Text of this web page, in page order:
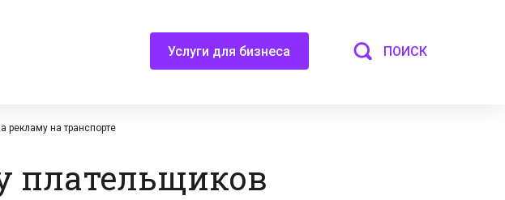
Услуги для бизнеса ПОИСК
рекламу на транспорте
плательщиков